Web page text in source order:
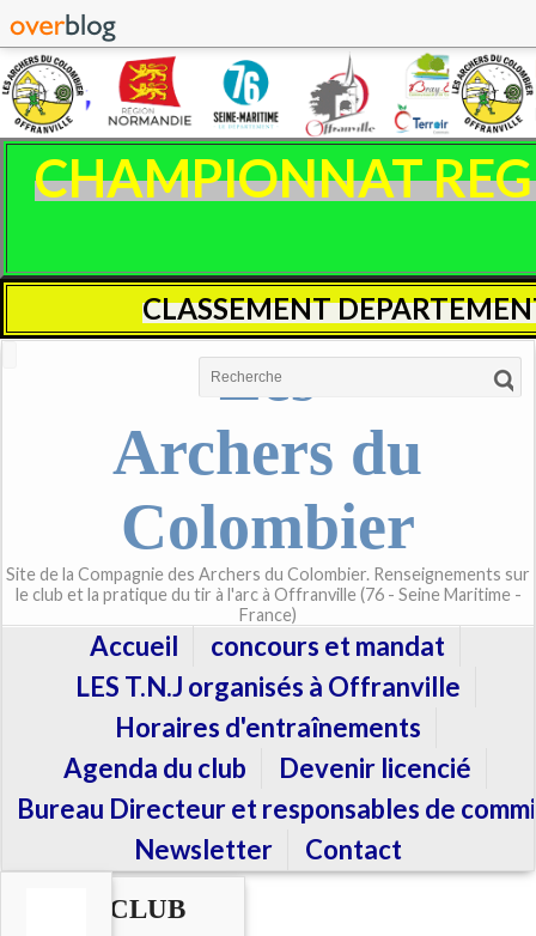
CHAMPIONNAT
CLASSEMENT
Les
Archers du
Colombier
Site de la Compagnie des Archers du Colombier. Renseignements sur
le club et la pratique du tir à l'arc à Offranville (76 - Seine Maritime -
France)
Accueil
concours et mandat
LES T.N.J organisés à Offranville
Horaires d'entraînements
Agenda du club
Devenir licencié
Bureau Directeur et responsables de
Newsletter
Contact
LE CLUB